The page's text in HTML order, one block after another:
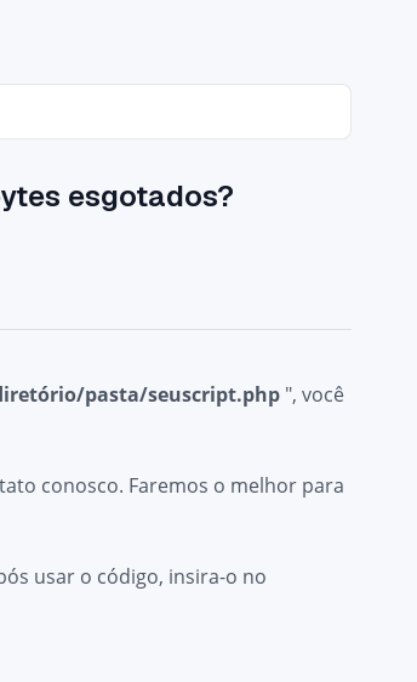
esgotados?
pasta/seuscript.php ", você
conosco. Faremos o melhor para
usar o código, insira-o no